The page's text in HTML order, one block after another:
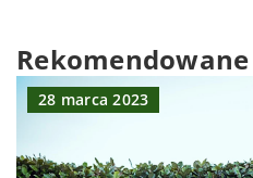
Rekomendowane
28 marca 2023